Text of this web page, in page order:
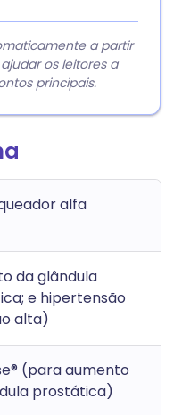
a partir
os leitores a
principais.
alfa
da glândula
e hipertensão
alta)
(para aumento
prostática)